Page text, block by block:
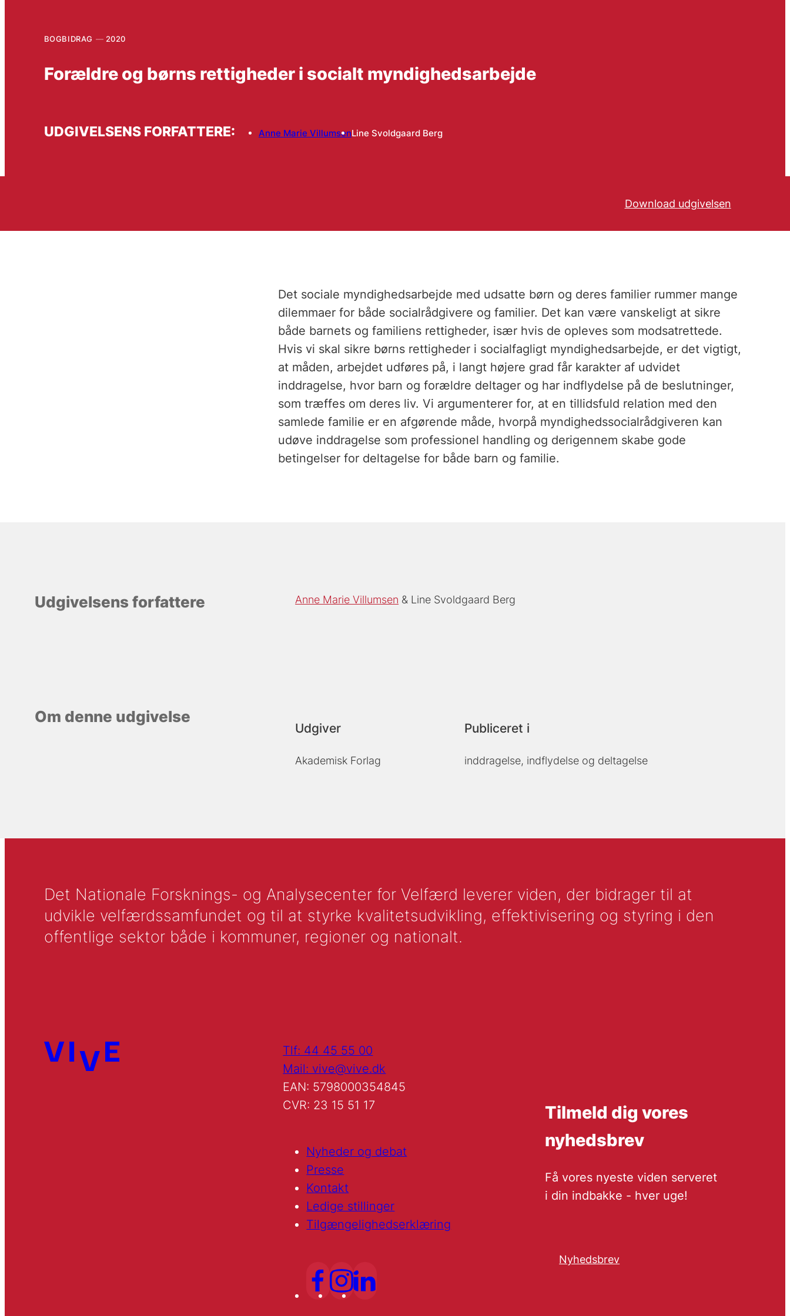
BOGBIDRAG 2020
Forældre og børns rettigheder i socialt myndighedsarbejde
UDGIVELSENS FORFATTERE: Anne Marie VillumsenLine Svoldgaard Berg
Download udgivelsen
Det sociale myndighedsarbejde med udsatte børn og deres familier rummer mange
dilemmaer for både socialrådgivere og familier. Det kan være vanskeligt at sikre
både barnets og familiens rettigheder, især hvis de opleves som modsatrettede.
Hvis vi skal sikre børns rettigheder i socialfagligt myndighedsarbejde, er det vigtigt,
at måden, arbejdet udføres på, i langt højere grad får karakter af udvidet
inddragelse, hvor barn og forældre deltager og har indflydelse på de beslutninger,
som træffes om deres liv. Vi argumenterer for, at en tillidsfuld relation med den
samlede familie er en afgørende måde, hvorpå myndighedssocialrådgiveren kan
udøve inddragelse som professionel handling og derigennem skabe gode
betingelser for deltagelse for både barn og familie.
Udgivelsens forfattere Anne Marie Villumsen Line Svoldgaard Berg
Om denne udgivelse
Udgiver
Akademisk Forlag
Publiceret i
inddragelse, indflydelse og deltagelse
Det Nationale Forsknings- og Analysecenter for Velfærd leverer viden, der bidrager til at
udvikle velfærdssamfundet og til at styrke kvalitetsudvikling, effektivisering og styring i den
offentlige sektor både i kommuner, regioner og nationalt.
Tlf: 44 45 55 00
Mail: vive@vive.dk
EAN: 5798000354845
CVR: 23 15 51 17
Nyheder og debat
Presse
Kontakt
Ledige stillinger
Tilgængelighedserklæring
Tilmeld dig vores
nyhedsbrev
Få vores nyeste viden serveret
i din indbakke - hver uge!
Nyhedsbrev